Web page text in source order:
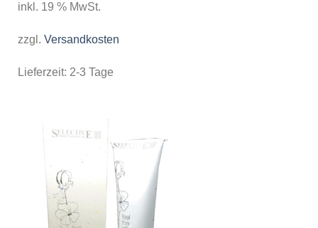
inkl. 19 % MwSt.
zzgl. Versandkosten
Lieferzeit: 2-3 Tage